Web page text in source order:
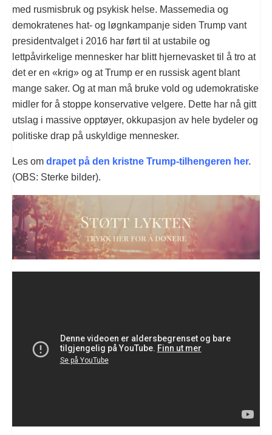
med rusmisbruk og psykisk helse. Massemedia og
demokratenes hat- og løgnkampanje siden Trump vant
presidentvalget i 2016 har ført til at ustabile og
lettpåvirkelige mennesker har blitt hjernevasket til å tro at
det er en «krig» og at Trump er en russisk agent blant
mange saker. Og at man må bruke vold og udemokratiske
midler for å stoppe konservative velgere. Dette har nå gitt
utslag i massive opptøyer, okkupasjon av hele bydeler og
politiske drap på uskyldige mennesker.
Les om drapet på den kristne Trump-tilhengeren her.
(OBS: Sterke bilder).